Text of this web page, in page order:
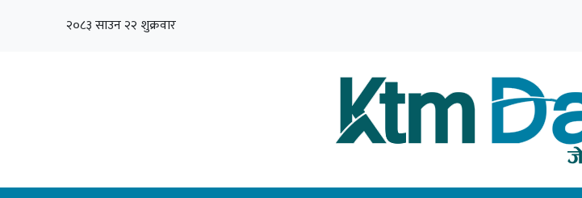
२०८३ साउन २२ शुक्रवार